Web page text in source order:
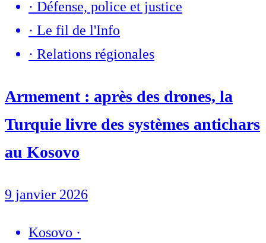
· Défense, police et justice
· Le fil de l'Info
· Relations régionales
Armement : après des drones, la
Turquie livre des systèmes antichars
au Kosovo
9 janvier 2026
Kosovo ·